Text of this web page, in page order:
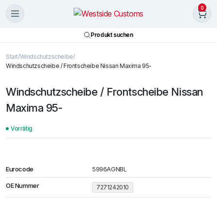
0
Produkt suchen
Start Windschutzscheibe
Windschutzscheibe / Frontscheibe Nissan Maxima 95-
Windschutzscheibe / Frontscheibe Nissan
Maxima 95-
Vorrätig
Eurocode 5996AGNBL
OE Nummer 7271242010